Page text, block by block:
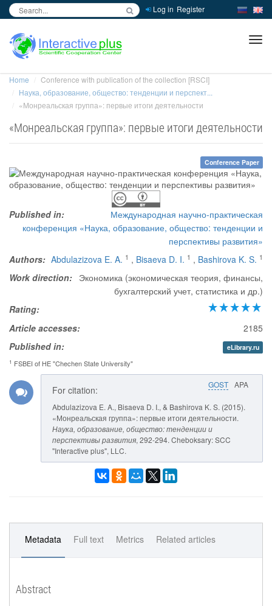
Log in Register
Home
Conference with publication of the collection [RSCI]
Наука, образование, общество: тенденции и перспект...
«Монреальская группа»: первые итоги деятельности
«Монреальская группа»: первые итоги деятельности
Conference Paper
Published in:
Международная научно-практическая
конференция «Наука, образование, общество: тенденции и
перспективы развития»
Authors: Abdulazizova E. A. 1 , Bisaeva D. I. 1 , Bashirova K. S. 1
Work direction: Экономика (экономическая теория, финансы,
бухгалтерский учет, статистика и др.)
Rating:
Article accesses:
2185
Published in:
eLibrary.ru
1 FSBEI of HE "Chechen State University"
GOST APA
For citation:
Abdulazizova E. A., Bisaeva D. I., & Bashirova K. S. (2015).
«Монреальская группа»: первые итоги деятельности.
Наука, образование, общество: тенденции и
перспективы развития, 292-294. Cheboksary: SCC
"Interactive plus", LLC.
Metadata Full text Metrics Related articles
Abstract